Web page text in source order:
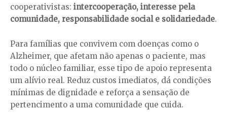
cooperativistas: intercooperação, interesse pela
comunidade, responsabilidade social e solidariedade.
Para famílias que convivem com doenças como o
Alzheimer, que afetam não apenas o paciente, mas
todo o núcleo familiar, esse tipo de apoio representa
um alívio real. Reduz custos imediatos, dá condições
mínimas de dignidade e reforça a sensação de
pertencimento a uma comunidade que cuida.